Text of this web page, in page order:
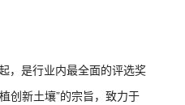
，是行业内最全面的评选奖
创新土壤”的宗旨，致力于